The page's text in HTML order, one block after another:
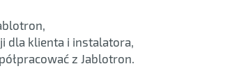
dla klienta i instalatora,
z Jablotron.